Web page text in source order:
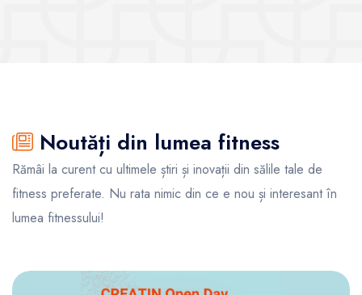
Noutăți din lumea fitness
Rămâi la curent cu ultimele știri și inovații din sălile tale de
fitness preferate. Nu rata nimic din ce e nou și interesant în
lumea fitnessului!